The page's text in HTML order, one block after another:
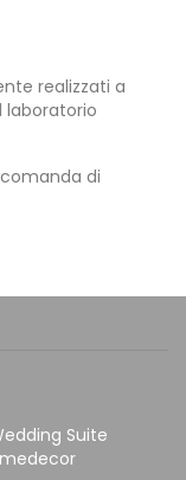
realizzati a
laboratorio
di
Suite